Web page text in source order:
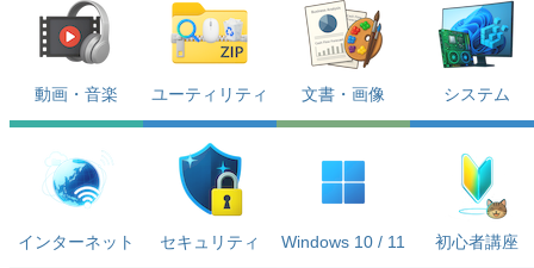
動画・音楽 ユーティリティ 文書・画像 システム
インターネット セキュリティ Windows 10 / 11 初心者講座